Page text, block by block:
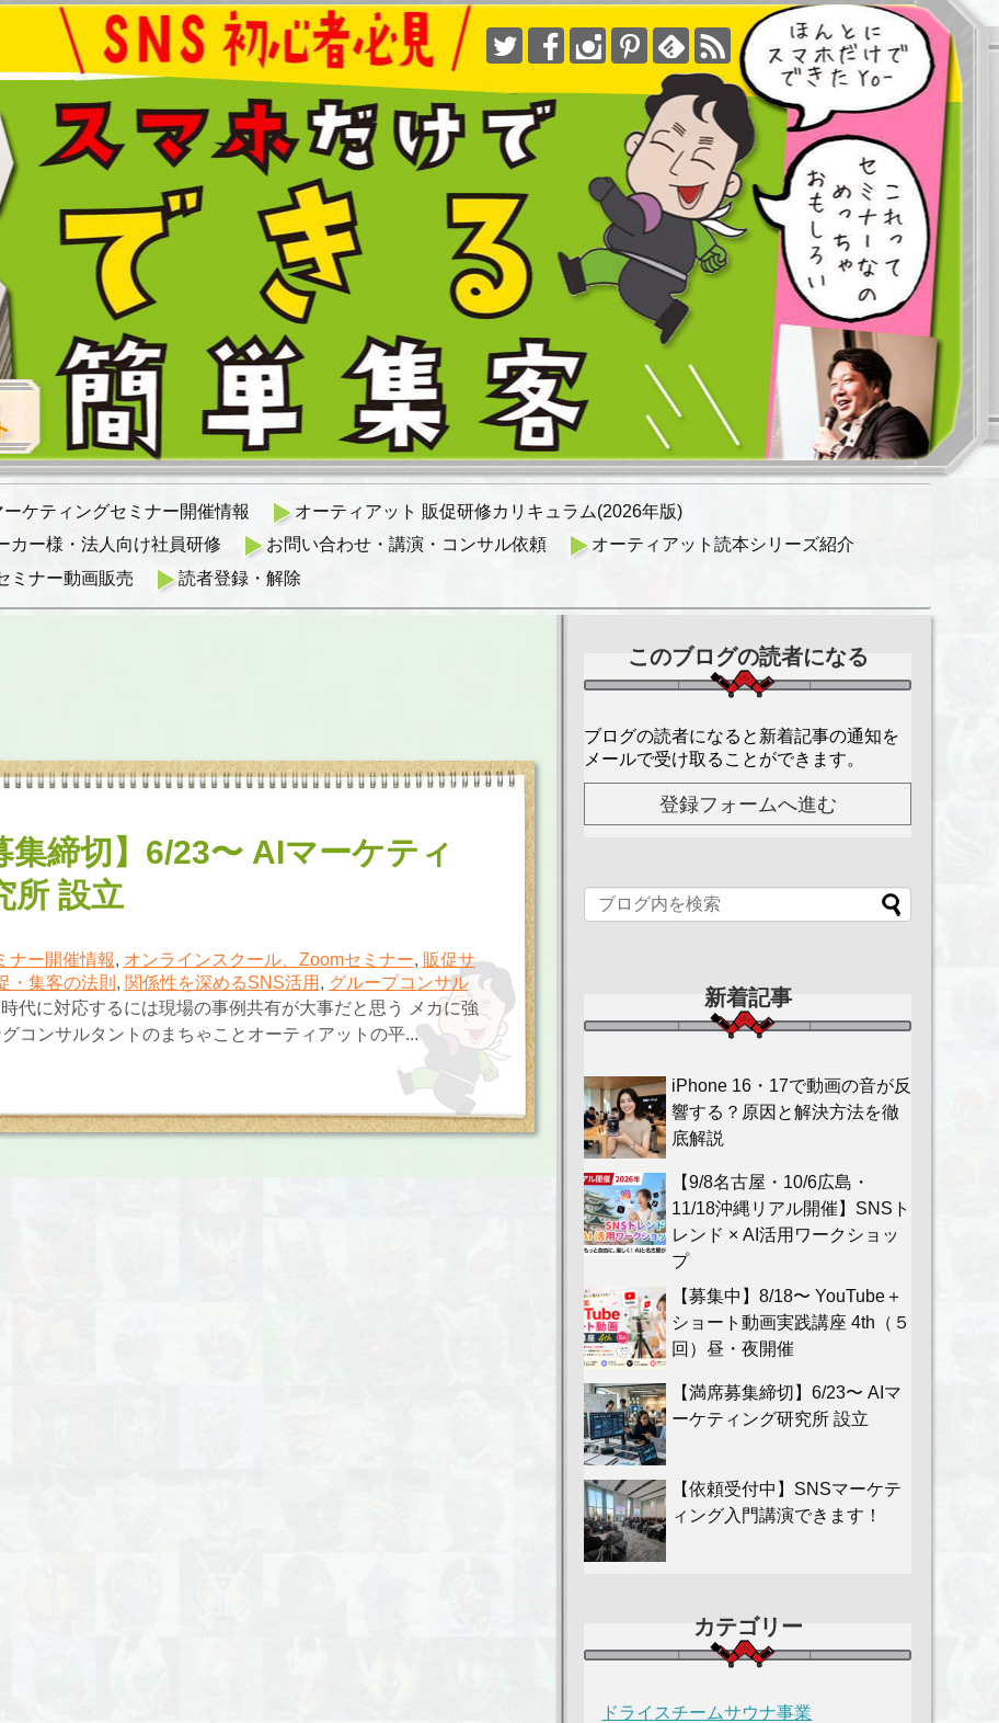
ケティングセミナー開催情報
オーティアット 販促研修カリキュラム(2026年版)
カー様・法人向け社員研修 お問い合わせ・講演・コンサル依頼
オーティアット読本シリーズ紹介
ミナー動画販売 読者登録・解除
集締切】6/23〜 AIマーケティ
所 設立
ナー開催情報, オンラインスクール、Zoomセミナー, 販促サ
・集客の法則 , 関係性を深めるSNS活用 , グループコンサル
代に対応するには現場の事例共有が大事だと思う メカに強
コンサルタントのまちゃことオーティアットの平...
このブログの読者になる
ブログの読者になると新着記事の通知を
メールで受け取ることができます。
新着記事
iPhone 16・17で動画の音が反
響する？原因と解決方法を徹
底解説
【9/8名古屋・10/6広島・
11/18沖縄リアル開催】SNSト
レンド × AI活用ワークショッ
プ
【募集中】8/18〜 YouTube＋
ショート動画実践講座 4th（５
回）昼・夜開催
【満席募集締切】6/23〜 AIマ
ーケティング研究所 設立
【依頼受付中】SNSマーケテ
ィング入門講演できます！
カテゴリー
ドライスチームサウナ事業